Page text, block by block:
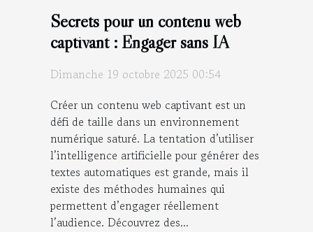
Secrets pour un contenu web
captivant : Engager sans IA
Dimanche 19 octobre 2025 00:54
Créer un contenu web captivant est un
défi de taille dans un environnement
numérique saturé. La tentation d’utiliser
l’intelligence artificielle pour générer des
textes automatiques est grande, mais il
existe des méthodes humaines qui
permettent d’engager réellement
l’audience. Découvrez des...